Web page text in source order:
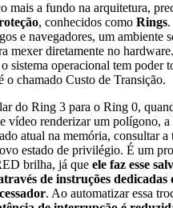
mais a fundo na arquitetura,
, conhecidos como Rings
e navegadores, um ambiente
mexer diretamente no
sistema operacional tem poder
o chamado Custo de Transição.
do Ring 3 para o Ring 0,
vídeo renderizar um polígono,
atual na memória, consultar
estado de privilégio. É um
brilha, já que ele faz esse
de instruções dedicadas
. Ao automatizar essa